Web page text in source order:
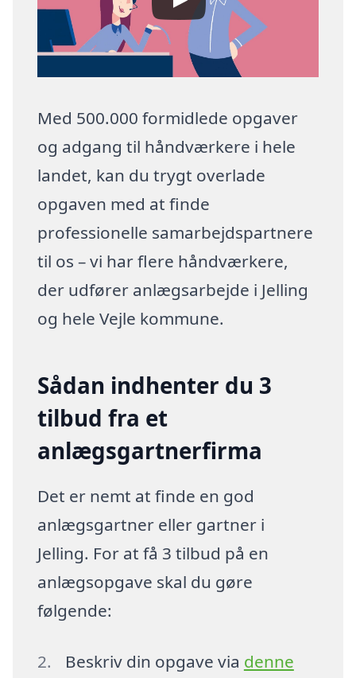
Med 500.000 formidlede opgaver
og adgang til håndværkere i hele
landet, kan du trygt overlade
opgaven med at finde
professionelle samarbejdspartnere
til os – vi har flere håndværkere,
der udfører anlægsarbejde i Jelling
og hele Vejle kommune.
Sådan indhenter du 3
tilbud fra et
anlægsgartnerfirma
Det er nemt at finde en god
anlægsgartner eller gartner i
Jelling. For at få 3 tilbud på en
anlægsopgave skal du gøre
følgende:
Beskriv din opgave via denne